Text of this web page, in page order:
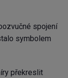
spojení
symbolem
překreslit